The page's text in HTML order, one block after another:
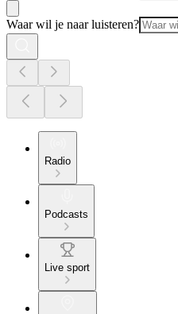
Waar wil je naar luisteren?
Radio
Podcasts
Live sport